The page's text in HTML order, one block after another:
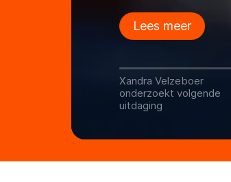
Lees meer
Xandra Velzeboer
onderzoekt volgende
uitdaging